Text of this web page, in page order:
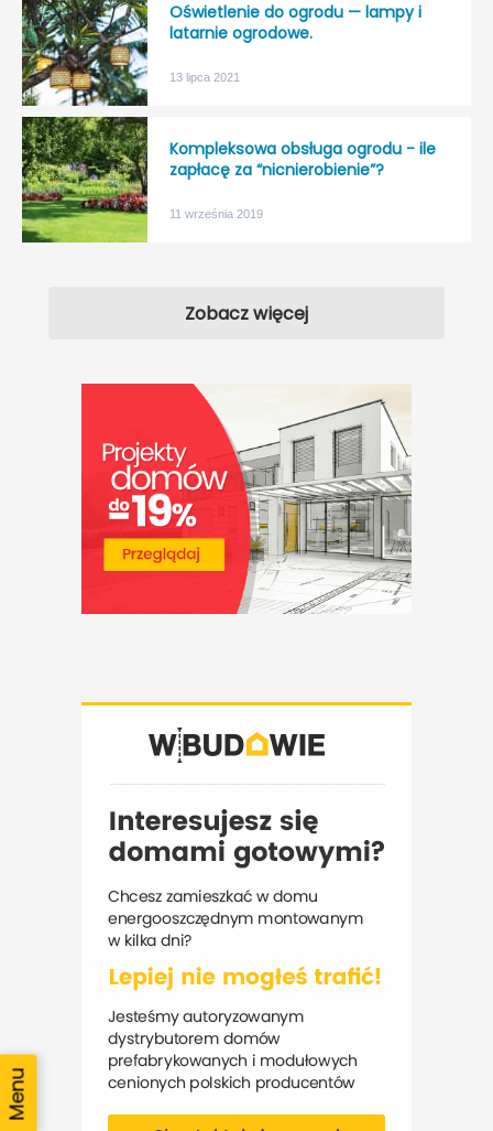
Oświetlenie do ogrodu — lampy i
latarnie ogrodowe.
13 lipca 2021
Kompleksowa obsługa ogrodu - ile
zapłacę za “nicnierobienie”?
11 września 2019
Zobacz więcej